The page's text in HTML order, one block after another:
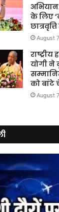
के लिए
August
योगी ने
को बांटे
August